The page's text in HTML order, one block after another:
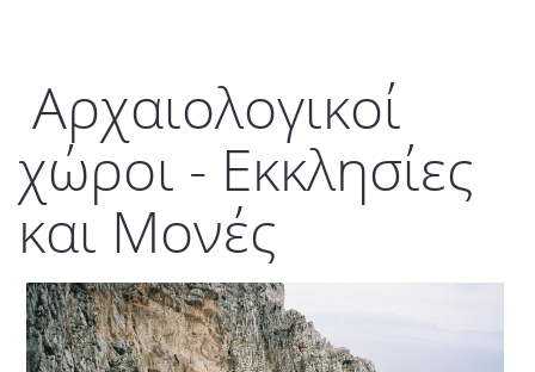
Αρχαιολογικοί
χώροι - Εκκλησίες
και Μονές